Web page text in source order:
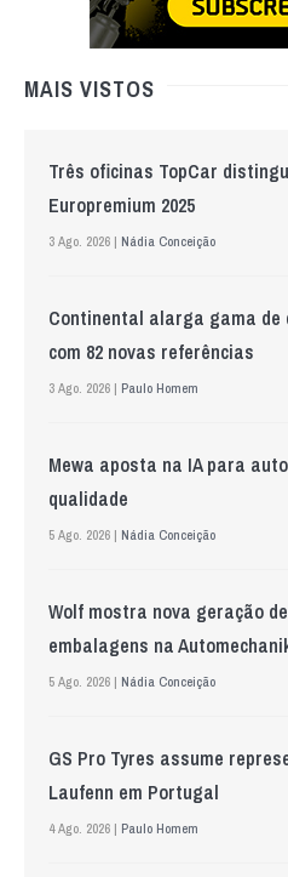
MAIS VISTOS
Três oficinas TopCar
Europremium 2025
3 Ago. 2026 | Nádia Conceição
Continental alarga gama de
com 82 novas referências
3 Ago. 2026 | Paulo Homem
Mewa aposta na IA para
qualidade
5 Ago. 2026 | Nádia Conceição
Wolf mostra nova geração
embalagens na
5 Ago. 2026 | Nádia Conceição
GS Pro Tyres assume
Laufenn em Portugal
4 Ago. 2026 | Paulo Homem